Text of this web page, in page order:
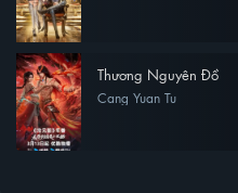
Thương Nguyên Đồ
Cang Yuan Tu